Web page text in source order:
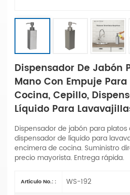
Dispensador De Jabón
Mano Con Empuje
Cocina, Cepillo,
Líquido Para
Dispensador de jabón para platos
dispensador de líquido para
encimera de cocina. Suministro
precio mayorista. Entrega rápida.
Artículo No.: : WS-192